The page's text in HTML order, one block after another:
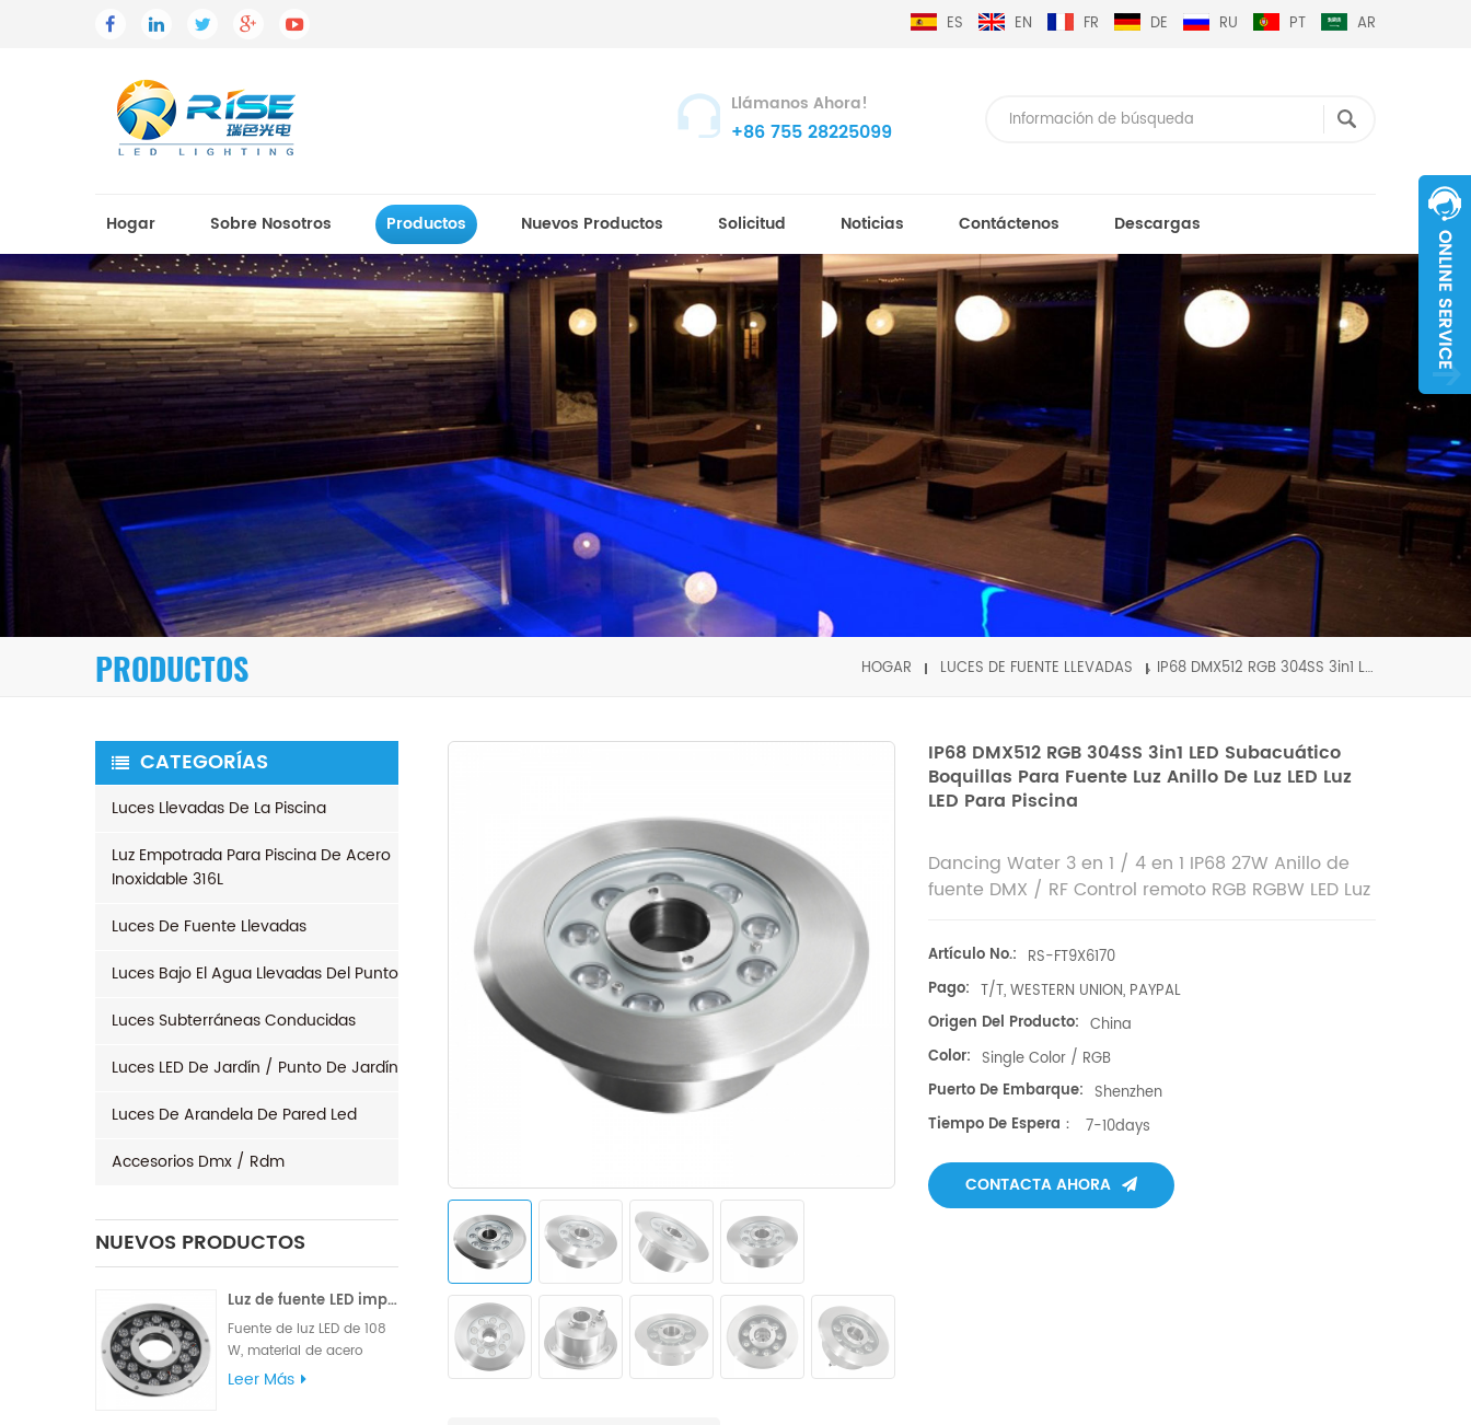
ES EN FR DE RU PT AR
Llámanos Ahora!
+86 755 28225099
Hogar Sobre Nosotros Productos Nuevos Productos Solicitud Noticias Contáctenos Descargas
PRODUCTOS HOGAR LUCES DE FUENTE LLEVADAS IP68 DMX512 RGB 304SS 3in1 LED subacuático boquillas para fuente luz Anillo de luz LED luz LED para piscina
CATEGORÍAS
Luces Llevadas De La Piscina
Luz Empotrada Para Piscina De Acero
Inoxidable 316L
Luces De Fuente Llevadas
Luces Bajo El Agua Llevadas Del Punto
Luces Subterráneas Conducidas
Luces LED De Jardín / Punto De Jardín
Luces De Arandela De Pared Led
Accesorios Dmx / Rdm
NUEVOS PRODUCTOS
Luz de fuente LED impermeable 96x3W 120W
Fuente de luz LED de 108
W, material de acero
inoxidable 316L de alta
Leer Más
IP68 DMX512 RGB 304SS 3in1 LED Subacuático
Boquillas Para Fuente Luz Anillo De Luz LED Luz
LED Para Piscina
Dancing Water 3 en 1 / 4 en 1 IP68 27W Anillo de
fuente DMX / RF Control remoto RGB RGBW LED Luz
Artículo No.: RS-FT9X6170
Pago: T/T, WESTERN UNION, PAYPAL
Origen Del Producto: China
Color: Single Color / RGB
Puerto De Embarque: Shenzhen
Tiempo De Espera：
7-10days
CONTACTA AHORA